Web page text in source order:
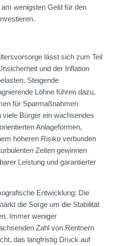
wenigsten Geld für den
lässt sich zum Teil
und der Inflation
Steigende
Löhne führen dazu,
für Sparmaßnahmen
Bürger ein wachsendes
Anlageformen,
höheren Risiko verbunden
Zeiten gewinnen
Leistung und garantierter
Entwicklung: Die
die Sorge um die Stabilität
Immer weniger
Zahl von Rentnern
das langfristig Druck auf